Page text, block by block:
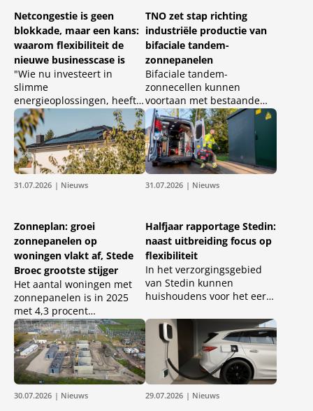
Verenigd Koninkrijk.
Netcongestie is geen
blokkade, maar een kans:
waarom flexibiliteit de
nieuwe businesscase is
"Wie nu investeert in
slimme
energieoplossingen, heeft
straks een voorsprong."
Met die boodschap
betreedt Tom Kuiper,
Business Development
Manager Sustainable bij
Rolls-Royce Solutions
Benelux, op 23 en 24
Sustainable Solutions in
Kortrijk.
TNO zet stap richting
industriële productie van
bifaciale tandem-
zonnepanelen
Bifaciale tandem-
zonnecellen kunnen
voortaan met bestaande
industriële
productiemethoden
worden gemaakt. Dat heeft
onderzoeksinstituut TNO
met Nederlandse en Duitse
industriële partners
aangetoond.
31.07.2026 | Nieuws
Zonneplan: groei
zonnepanelen op
woningen vlakt af, Stede
Broec grootste stijger
Het aantal woningen met
zonnepanelen is in 2025
met 4,3 procent
toegenomen. Nederland
telt daarmee inmiddels
ruim 3 miljoen woningen
die zelf zonnestroom
opwekken, goed voor 37
procent van de totale
woningvoorraad.
31.07.2026 | Nieuws
Halfjaar rapportage Stedin:
naast uitbreiding focus op
flexibiliteit
In het verzorgingsgebied
van Stedin kunnen
huishoudens voor het eerst
terechtkomen voor een
nieuwe of zwaardere
elektriciteitsaansluiting. In
delen van de provincie
Utrecht is inmiddels een
aansluitpauze van kracht,
omdat de beschikbare
30.07.2026 | Nieuws 29.07.2026 | Nieuws